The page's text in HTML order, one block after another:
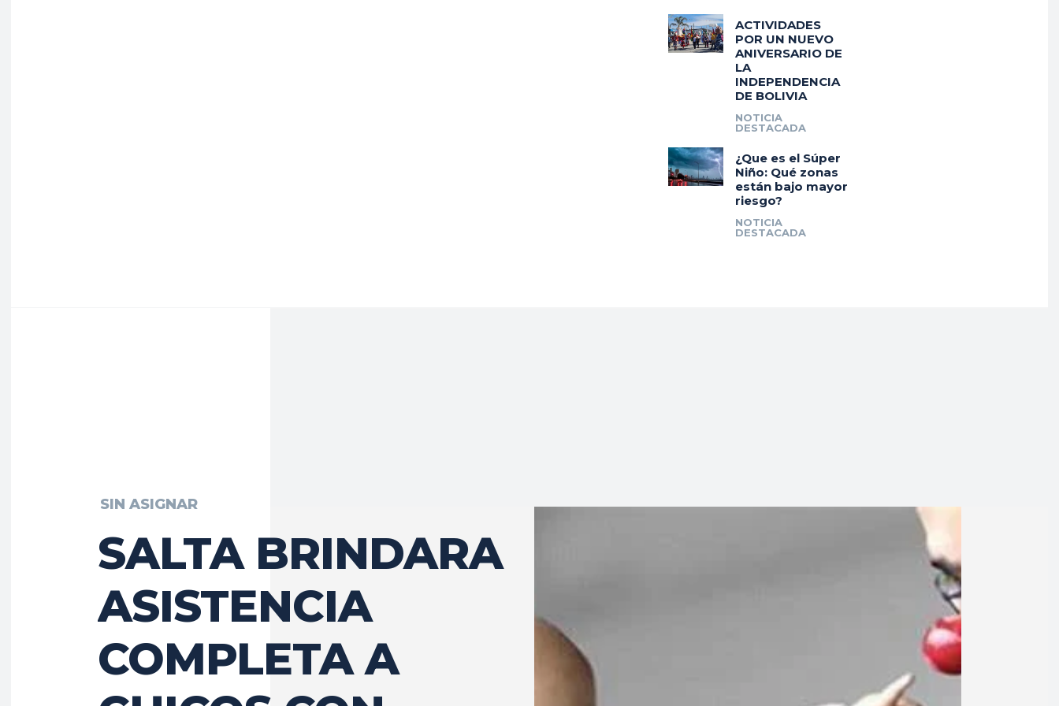
ACTIVIDADES
POR UN NUEVO
ANIVERSARIO DE
LA
INDEPENDENCIA
DE BOLIVIA
NOTICIA
DESTACADA
¿Que es el Súper
Niño: Qué zonas
están bajo mayor
riesgo?
NOTICIA
DESTACADA